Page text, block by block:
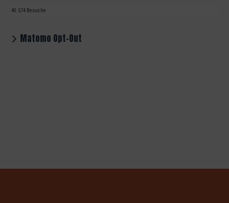
40.574 Besuche
Matomo Opt-Out